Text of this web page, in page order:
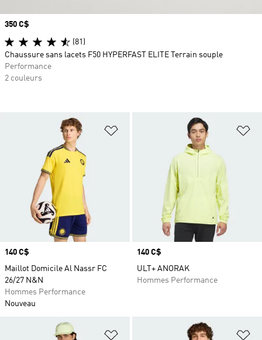
Ajouter à la Liste de produits
Prix
140 C$
Maillot Domicile Al Nassr FC
26/27 N&N
Hommes Performance
Nouveau
Prix
140 C$
ULT+ ANORAK
Hommes Performance
Ajouter à la Liste de produits
Prix
350 C$
(81)
Chaussure sans lacets F50 HYPERFAST ELITE Terrain souple
Performance
2 couleurs